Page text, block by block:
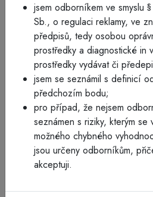
3M Micropore™
jsem odborníkem ve smyslu
Sb., o regulaci reklamy, ve
předpisů, tedy osobou
prostředky a diagnostické in
prostředky vydávat či
jsem se seznámil s definicí
předchozím bodu;
pro případ, že nejsem
seznámen s riziky, kterým se
možného chybného
jsou určeny odborníkům,
akceptuji.